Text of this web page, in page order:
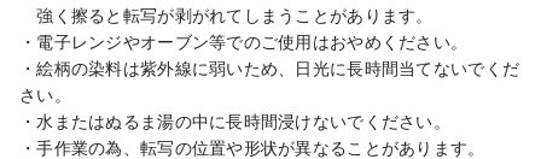
強く擦ると転写が剥がれてしまうことがあります。
・電子レンジやオーブン等でのご使用はおやめください。
・絵柄の染料は紫外線に弱いため、日光に長時間当てないでくだ
さい。
・水またはぬるま湯の中に長時間浸けないでください。
・手作業の為、転写の位置や形状が異なることがあります。